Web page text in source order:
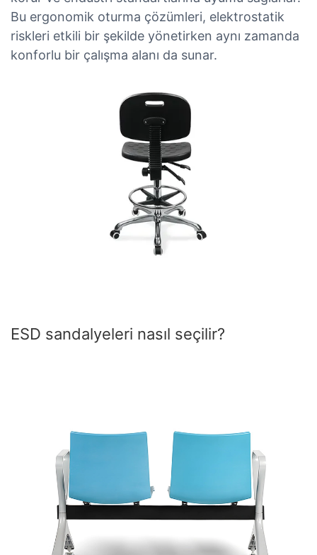
Bu ergonomik oturma çözümleri, elektrostatik
riskleri etkili bir şekilde yönetirken aynı zamanda
konforlu bir çalışma alanı da sunar.
ESD sandalyeleri nasıl seçilir?